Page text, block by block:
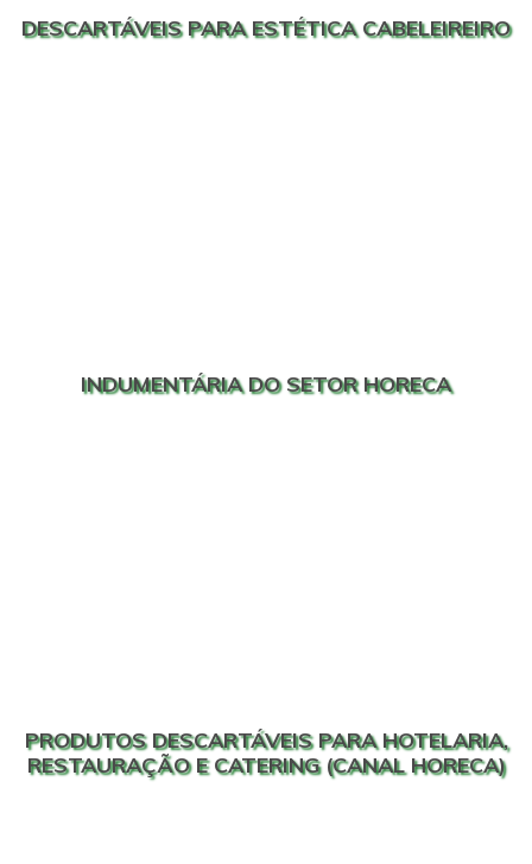
DESCARTÁVEIS PARA ESTÉTICA CABELEIREIRO
INDUMENTÁRIA DO SETOR HORECA
PRODUTOS DESCARTÁVEIS PARA HOTELARIA,
RESTAURAÇÃO E CATERING (CANAL HORECA)